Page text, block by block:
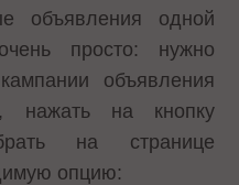
объявления одной
просто: нужно
объявления
нажать на кнопку
на странице
опцию: